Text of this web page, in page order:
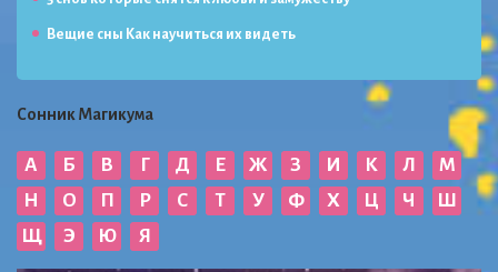
Вещие сны Как научиться их видеть
Сонник Магикума
А Б В Г Д Е Ж З И К Л
М
Н
О П Р С Т У Ф Х Ц Ч
Ш
Щ
Э Ю Я